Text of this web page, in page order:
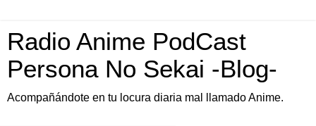
Radio Anime PodCast
Persona No Sekai -Blog-
Acompañándote en tu locura diaria mal llamado Anime.